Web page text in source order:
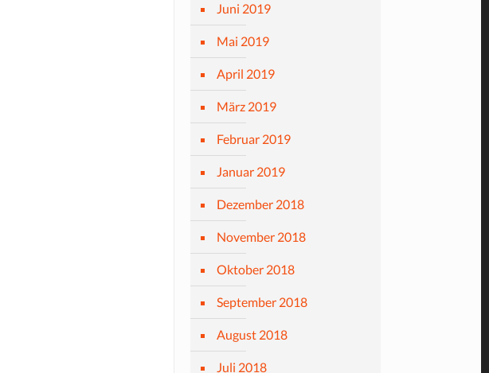
Juni 2019
Mai 2019
April 2019
März 2019
Februar 2019
Januar 2019
Dezember 2018
November 2018
Oktober 2018
September 2018
August 2018
Juli 2018